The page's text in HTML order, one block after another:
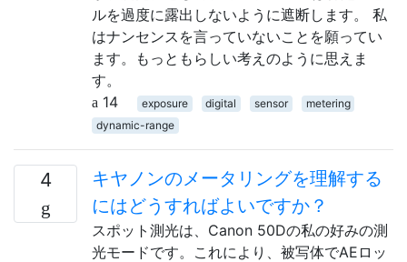
ルを過度に露出しないように遮断します。 私
はナンセンスを言っていないことを願ってい
ます。もっともらしい考えのように思えま
す。
14
exposure digital sensor
metering
dynamic-range
4
キヤノンのメータリングを理解する
にはどうすればよいですか？
スポット測光は、Canon 50Dの私の好みの測
光モードです。これにより、被写体でAEロッ